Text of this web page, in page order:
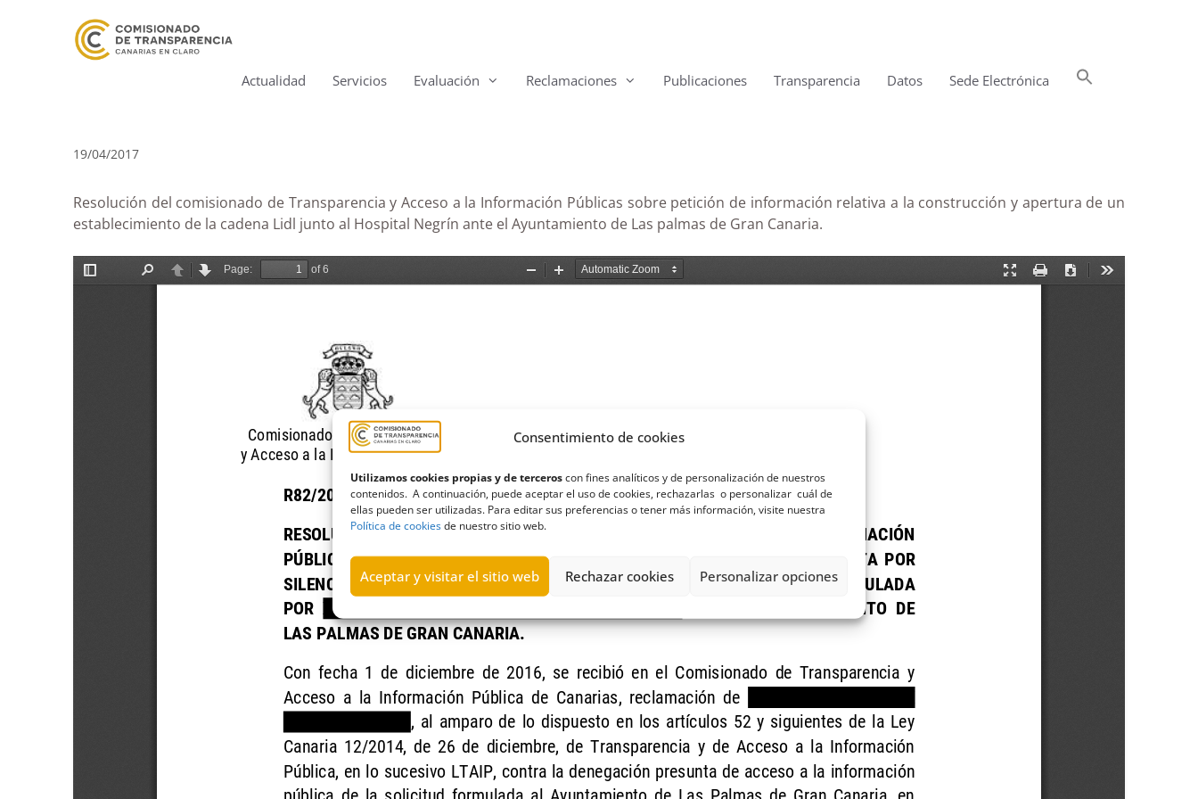
Consentimiento de cookies
Utilizamos cookies propias y de terceroscon fines analíticos y de personalización de nuestros
contenidos. A continuación, puede aceptar el uso de cookies, rechazarlas o personalizar cuál de
ellas pueden ser utilizadas. Para editar sus preferencias o tener más información, visite nuestra
Política de cookiesde nuestro sitio web.
Aceptar y visitar el sitio web Rechazar cookies Personalizar opciones
Actualidad Servicios Evaluación Reclamaciones Publicaciones Transparencia Datos Sede Electrónica
19/04/2017
Resolución del comisionado de Transparencia y Acceso a la Información Públicas sobre petición de información relativa a la construcción y apertura de un
establecimiento de la cadena Lidl junto al Hospital Negrín ante el Ayuntamiento de Las palmas de Gran Canaria.